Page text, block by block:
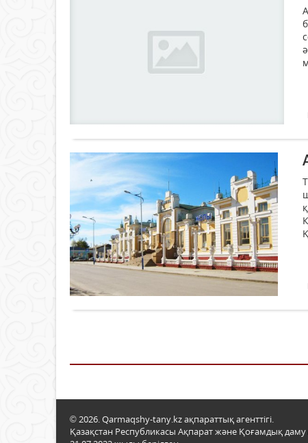
© 2026. Qarmaqshy-tany.kz ақпараттық агенттігі.
Қазақстан Республикасы Ақпарат және Қоғамдық даму